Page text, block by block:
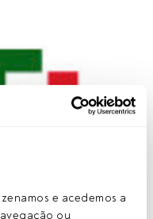
e acedemos a
ou